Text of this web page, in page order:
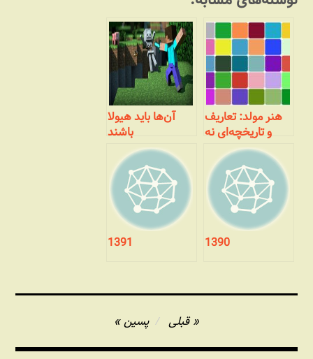
هنر مولد: تعاریف
و تاریخچه‌ای نه
چندان مختصر
آن‌ها باید هیولا
باشند
1390
1391
نوشته
قبلی پسین